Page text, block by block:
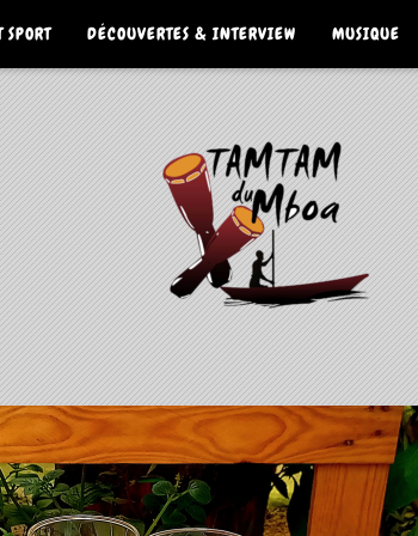
DÉCOUVERTES & INTERVIEW MUSIQUE